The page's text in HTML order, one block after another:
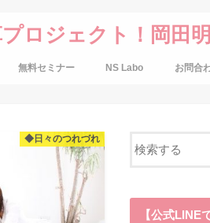
ロジェクト！岡田
無料セミナー NS Labo お問合
◆日々のつれづれ
【公式LINE